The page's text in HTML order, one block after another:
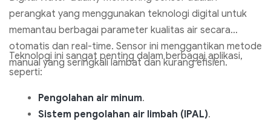
perangkat yang menggunakan teknologi digital untuk
memantau berbagai parameter kualitas air secara
otomatis dan real-time. Sensor ini menggantikan metode
manual yang seringkali lambat dan kurang efisien.
Teknologi ini sangat penting dalam berbagai aplikasi,
seperti:
Pengolahan air minum.
Sistem pengolahan air limbah (IPAL).